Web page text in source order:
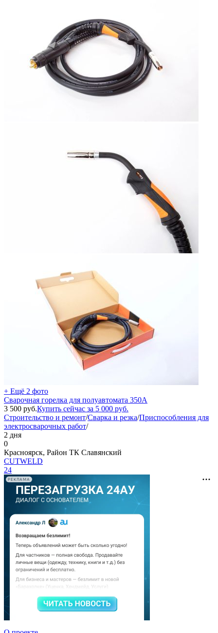
+ Ещё 2 фото
Сварочная горелка для полуавтомата 350А
3 500 руб.Купить сейчас за 5 000 руб.
Строительство и ремонт/Сварка и резка/Приспособления для
электросварочных работ/
2 дня
0
Красноярск, Район ТК Славянский
СUTWELD
24
РЕКЛАМА